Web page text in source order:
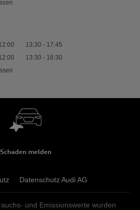
13:30 - 17:45
13:30 - 16:30
Schaden melden
Datenschutz Audi AG
und Emissionswerte wurden